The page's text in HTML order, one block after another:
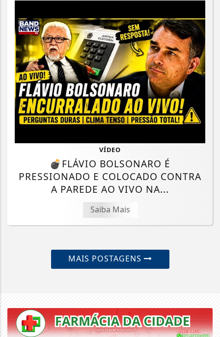
VÍDEO
💣FLÁVIO BOLSONARO É
PRESSIONADO E COLOCADO CONTRA
A PAREDE AO VIVO NA...
Saiba Mais
MAIS POSTAGENS